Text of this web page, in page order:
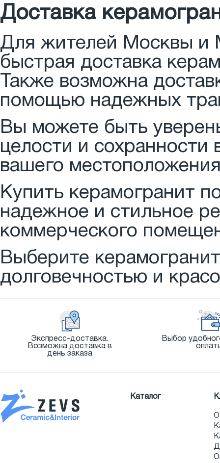
Доставка
Для жителей Москвы и
быстрая доставка
Также возможна
помощью надежных
Вы можете быть
целости и сохранности
вашего
Купить керамогранит
надежное и стильное
коммерческого
Выберите
долговечностью и
Экспресс-доставка.
Возможна доставка в
день заказа
Выбор
Каталог
О